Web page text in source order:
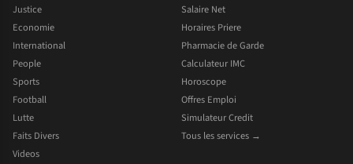
Justice
Economie
International
People
Sports
Football
Lutte
Faits Divers
Videos
Salaire Net
Horaires Priere
Pharmacie de Garde
Calculateur IMC
Horoscope
Offres Emploi
Simulateur Credit
Tous les services →